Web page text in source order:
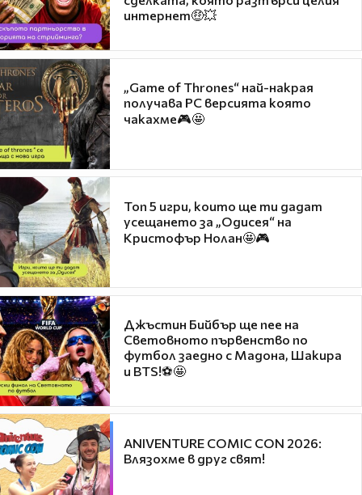
интернет🤑💥
„Game of Thrones“ най-накрая
получава PC версията която
чакахме🎮🤩
Топ 5 игри, които ще ти дадат
усещането за „Одисея“ на
Кристофър Нолан🤩🎮
Джъстин Бийбър ще пее на
Световното първенство по
футбол заедно с Мадона, Шакира
и BTS!⚽🤩
ANIVENTURE COMIC CON 2026:
Влязохме в друг свят!